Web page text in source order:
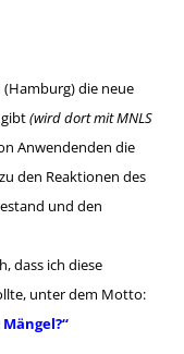
die neue
(wird dort mit MNLS
Anwendenden die
den Reaktionen des
und den
dass ich diese
unter dem Motto: